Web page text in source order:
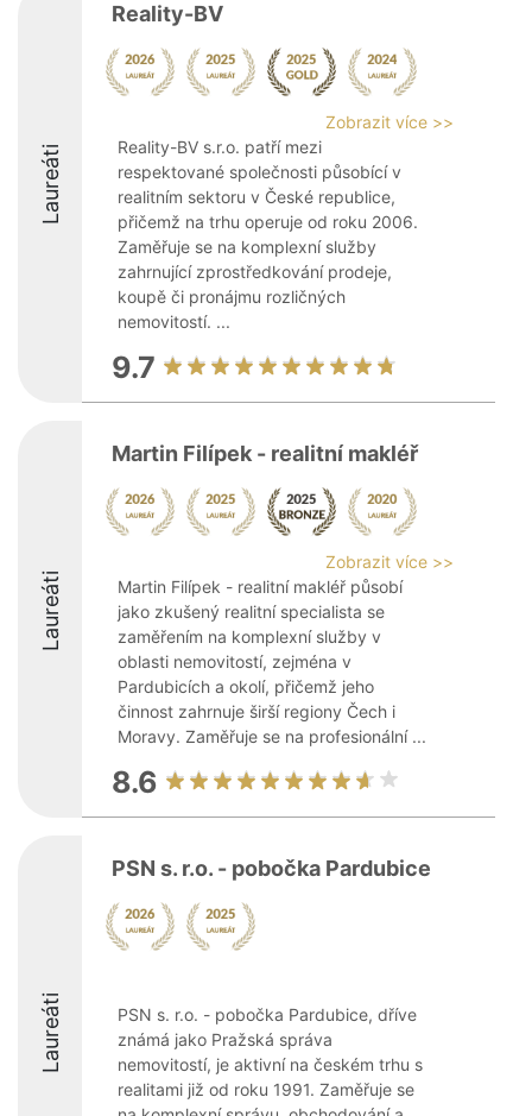
Laureáti
Reality-BV
Zobrazit více >>
Reality-BV s.r.o. patří mezi
respektované společnosti působící v
realitním sektoru v České republice,
přičemž na trhu operuje od roku 2006.
Zaměřuje se na komplexní služby
zahrnující zprostředkování prodeje,
koupě či pronájmu rozličných
nemovitostí. ...
9.7
Laureáti
Martin Filípek - realitní makléř
Zobrazit více >>
Martin Filípek - realitní makléř působí
jako zkušený realitní specialista se
zaměřením na komplexní služby v
oblasti nemovitostí, zejména v
Pardubicích a okolí, přičemž jeho
činnost zahrnuje širší regiony Čech i
Moravy. Zaměřuje se na profesionální ...
8.6
Laureáti
PSN s. r.o. - pobočka Pardubice
PSN s. r.o. - pobočka Pardubice, dříve
známá jako Pražská správa
nemovitostí, je aktivní na českém trhu s
realitami již od roku 1991. Zaměřuje se